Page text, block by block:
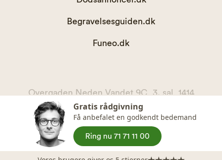
Begravelsesguiden.dk
Funeo.dk
Overgaden Neden Vandet 9C, 3. sal, 1414
København K
kontakt@begravelsesguiden.dk, telefon 71 71 11 00
CVR. 36065567
Gratis rådgivning
Få anbefalet en godkendt bedemand
Ring nu 71 71 11 00